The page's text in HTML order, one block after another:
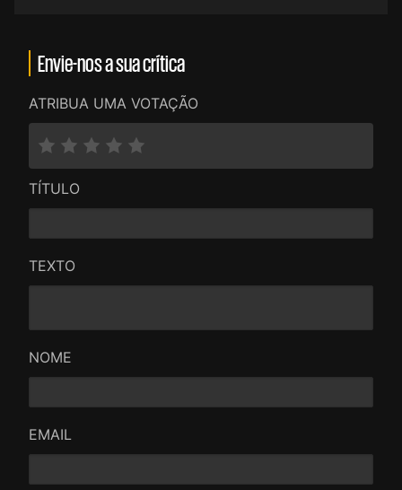
Envie-nos a sua crítica
ATRIBUA UMA VOTAÇÃO
TÍTULO
TEXTO
NOME
EMAIL